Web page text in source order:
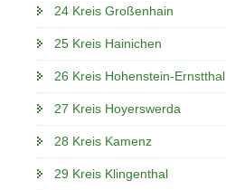
24 Kreis Großenhain
25 Kreis Hainichen
26 Kreis Hohenstein-Ernstthal
27 Kreis Hoyerswerda
28 Kreis Kamenz
29 Kreis Klingenthal